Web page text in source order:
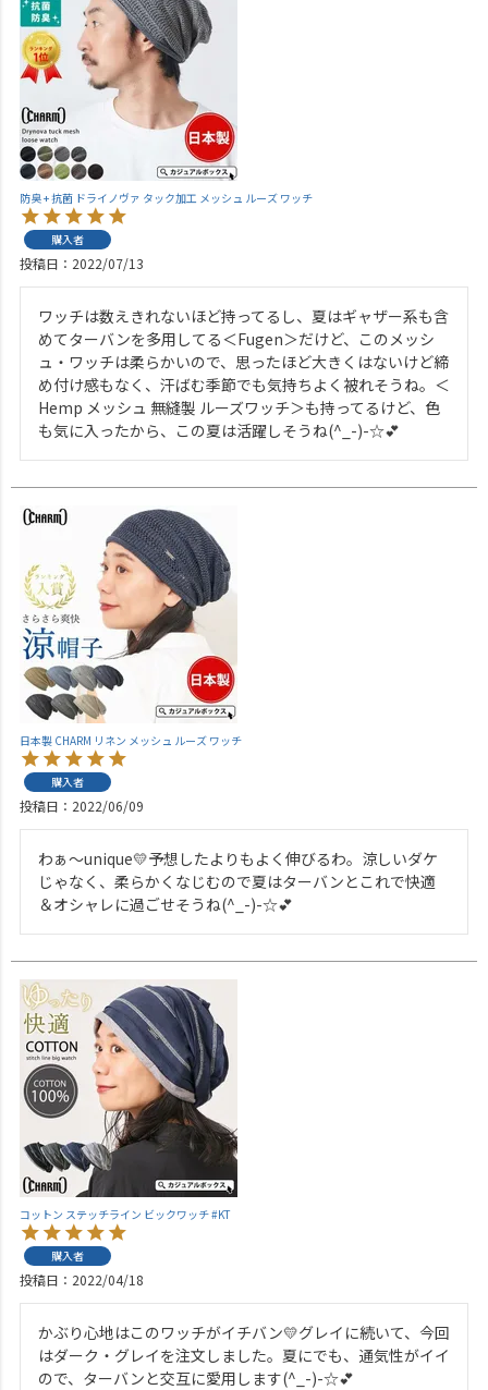
防臭 + 抗菌 ドライノヴァ タック加工 メッシュ ルーズ ワッチ
購入者
投稿日 2022/07/13
ワッチは数えきれないほど持ってるし、夏はギャザー系も含
めてターバンを多用してる＜Fugen＞だけど、このメッシ
ュ・ワッチは柔らかいので、思ったほど大きくはないけど締
め付け感もなく、汗ばむ季節でも気持ちよく被れそうね。＜
Hemp メッシュ 無縫製 ルーズワッチ＞も持ってるけど、色
も気に入ったから、この夏は活躍しそうね(^_-)-☆💕
日本製 CHARM リネン メッシュ ルーズ ワッチ
購入者
投稿日 2022/06/09
わぁ～unique💛予想したよりもよく伸びるわ。涼しいダケ
じゃなく、柔らかくなじむので夏はターバンとこれで快適
＆オシャレに過ごせそうね(^_-)-☆💕
コットン ステッチライン ビックワッチ #KT
購入者
投稿日 2022/04/18
かぶり心地はこのワッチがイチバン💛グレイに続いて、今回
はダーク・グレイを注文しました。夏にでも、通気性がイイ
ので、ターバンと交互に愛用します(^_-)-☆💕